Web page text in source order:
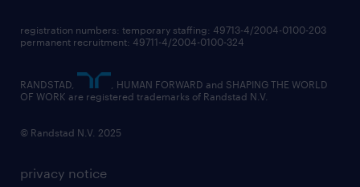
privacy notice
registration numbers: temporary staffing: 49713-4/2004-0100-203
permanent recruitment: 49711-4/2004-0100-324
RANDSTAD,
, HUMAN FORWARD and SHAPING THE WORLD
OF WORK are registered trademarks of Randstad N.V.
© Randstad N.V. 2025